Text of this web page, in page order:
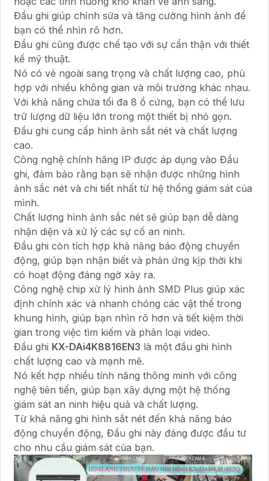
Đầu ghi giúp chỉnh sửa và tăng cường hình ảnh để
bạn có thể nhìn rõ hơn.
Đầu ghi cũng được chế tạo với sự cẩn thận với thiết
kế mỹ thuật.
Nó có vẻ ngoài sang trọng và chất lượng cao, phù
hợp với nhiều không gian và môi trường khác nhau.
Với khả năng chứa tối đa 8 ổ cứng, bạn có thể lưu
trữ lượng dữ liệu lớn trong một thiết bị nhỏ gọn.
Đầu ghi cung cấp hình ảnh sắt nét và chất lượng
cao.
Công nghệ chính hãng IP được áp dụng vào Đầu
ghi, đảm bảo rằng bạn sẽ nhận được những hình
ảnh sắc nét và chi tiết nhất từ hệ thống giám sát của
mình.
Chất lượng hình ảnh sắc nét sẽ giúp bạn dễ dàng
nhận diện và xử lý các sự cố an ninh.
Đầu ghi còn tích hợp khả năng báo động chuyển
động, giúp bạn nhận biết và phản ứng kịp thời khi
có hoạt động đáng ngờ xảy ra.
Công nghệ chip xử lý hình ảnh SMD Plus giúp xác
định chính xác và nhanh chóng các vật thể trong
khung hình, giúp bạn nhìn rõ hơn và tiết kiệm thời
gian trong việc tìm kiếm và phân loại video.
Đầu ghi KX-DAi4K8816EN3 là một đầu ghi hình
chất lượng cao và mạnh mẽ.
Nó kết hợp nhiều tính năng thông minh với công
nghệ tiên tiến, giúp bạn xây dựng một hệ thống
giám sát an ninh hiệu quả và chất lượng.
Từ khả năng ghi hình sắt nét đến khả năng báo
động chuyển động, Đầu ghi này đáng được đầu tư
cho nhu cầu giám sát của bạn.